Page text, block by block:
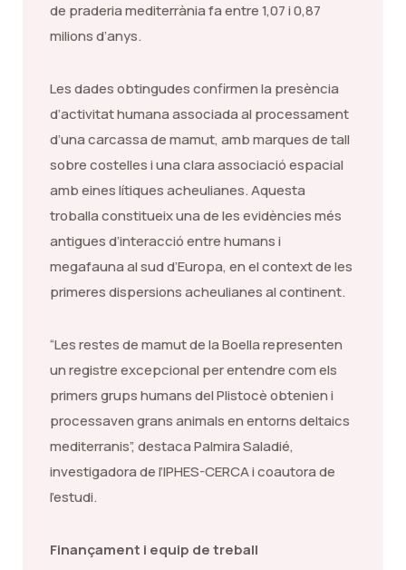
de praderia mediterrània fa entre 1,07 i 0,87
milions d’anys.
Les dades obtingudes confirmen la presència
d’activitat humana associada al processament
d’una carcassa de mamut, amb marques de tall
sobre costelles i una clara associació espacial
amb eines lítiques acheulianes. Aquesta
troballa constitueix una de les evidències més
antigues d’interacció entre humans i
megafauna al sud d’Europa, en el context de les
primeres dispersions acheulianes al continent.
“Les restes de mamut de la Boella representen
un registre excepcional per entendre com els
primers grups humans del Plistocè obtenien i
processaven grans animals en entorns deltaics
mediterranis”, destaca Palmira Saladié,
investigadora de l’IPHES-CERCA i coautora de
l’estudi.
Finançament i equip de treball